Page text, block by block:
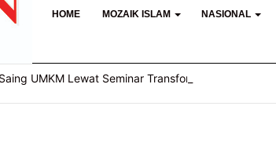
HOME MOZAIK ISLAM NASIONAL
UMKM Lewat Seminar Transformasi Digital